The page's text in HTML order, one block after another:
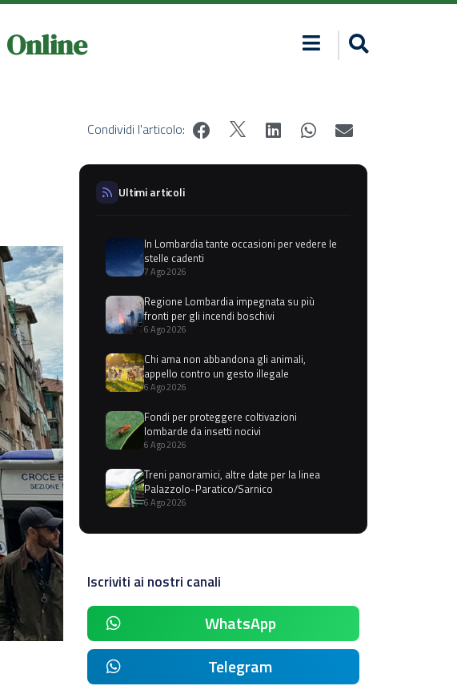
Online
Condividi l'articolo:
Ultimi articoli
In Lombardia tante occasioni per vedere le
stelle cadenti
7 Ago 2026
Regione Lombardia impegnata su più
fronti per gli incendi boschivi
6 Ago 2026
Chi ama non abbandona gli animali,
appello contro un gesto illegale
6 Ago 2026
Fondi per proteggere coltivazioni
lombarde da insetti nocivi
6 Ago 2026
Treni panoramici, altre date per la linea
Palazzolo-Paratico/Sarnico
6 Ago 2026
Iscriviti ai nostri canali
WhatsApp
Telegram